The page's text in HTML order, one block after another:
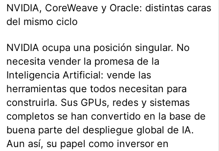
NVIDIA, CoreWeave y Oracle: distintas caras
del mismo ciclo
NVIDIA ocupa una posición singular. No
necesita vender la promesa de la
Inteligencia Artificial: vende las
herramientas que todos necesitan para
construirla. Sus GPUs, redes y sistemas
completos se han convertido en la base de
buena parte del despliegue global de IA.
Aun así, su papel como inversor en